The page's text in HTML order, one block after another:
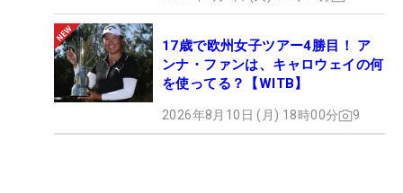
17歳で欧州女子ツアー4勝目！ ア
ンナ・ファンは、キャロウェイの何
を使ってる？【WITB】
2026年8月10日 (月) 18時00分 9